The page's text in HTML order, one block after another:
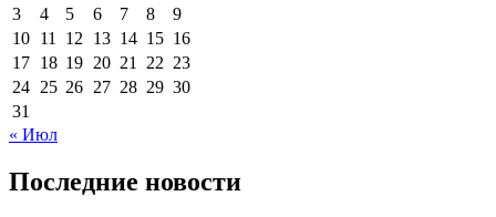
3
4 5 6 7 8
9
10 11 12 13 14 15 16
17 18 19 20 21 22 23
24 25 26 27 28 29 30
31
« Июл
Последние новости